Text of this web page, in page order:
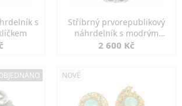
s
Stříbrný prvorepublikový
náhrdelník s modrým
spinelem
2 600 Kč
NOVÉ